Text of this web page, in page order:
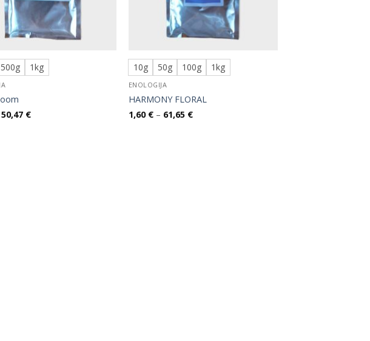
500g 1kg
50,47 €Raspon
10g 50g 100g 1kg
ENOLOGIJA
HARMONY FLORAL
1,60 € – 61,65 €Raspon